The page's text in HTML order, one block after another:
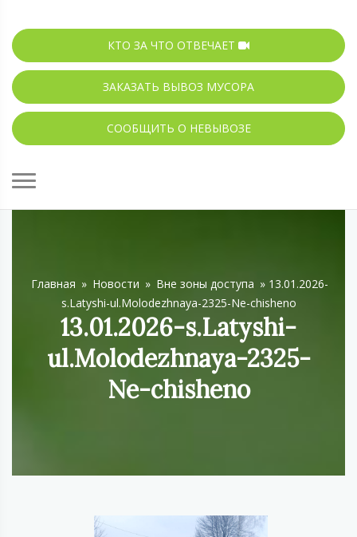
КТО ЗА ЧТО ОТВЕЧАЕТ
ЗАКАЗАТЬ ВЫВОЗ МУСОРА
СООБЩИТЬ О НЕВЫВОЗЕ
Главная » Новости » Вне зоны доступа » 13.01.2026-
s.Latyshi-ul.Molodezhnaya-2325-Ne-chisheno
13.01.2026-s.Latyshi-
ul.Molodezhnaya-2325-
Ne-chisheno